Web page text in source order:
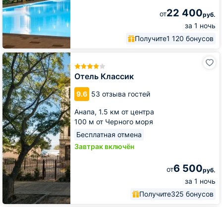
от22 400руб.
за 1 ночь
Получите1 120 бонусов
Отель Классик
9.6 53 отзыва гостей
Анапа, 1.5 км от центра
100 м от Черного моря
Бесплатная отмена
Завтрак включён
от6 500руб.
за 1 ночь
Получите325 бонусов
Отель
Классик